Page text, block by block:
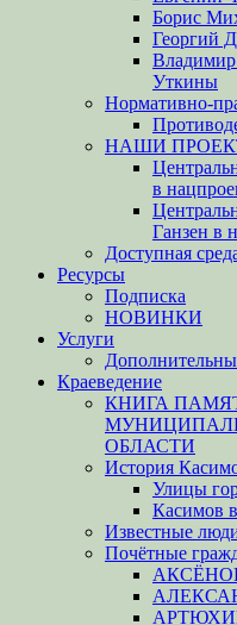
Борис
Георгий
Уткины
Нормативно-
НАШИ
в
Ганзен в
Доступная
Ресурсы
Подписка
НОВИНКИ
Услуги
Краеведение
КНИГА
ОБЛАСТИ
История
Улицы
Касимов
Известные
Почётные